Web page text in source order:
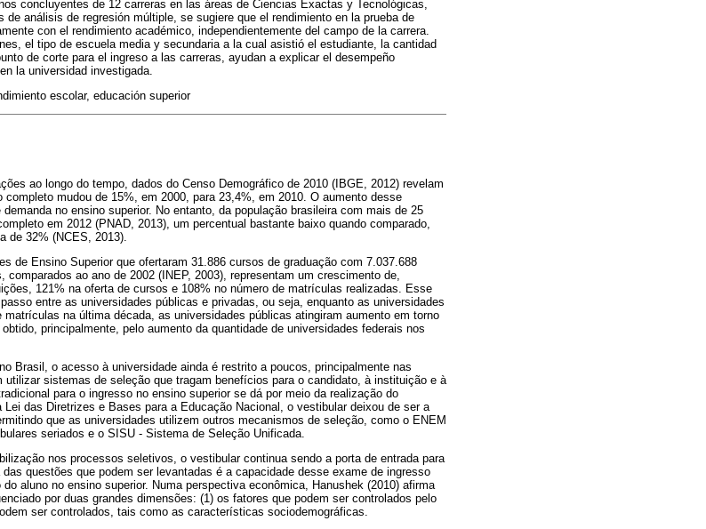
concluyentes de 12 carreras en las áreas de Ciencias Exactas y Tecnológicas,
análisis de regresión múltiple, se sugiere que el rendimiento en la prueba de
con el rendimiento académico, independientemente del campo de la carrera.
el tipo de escuela media y secundaria a la cual asistió el estudiante, la cantidad
de corte para el ingreso a las carreras, ayudan a explicar el desempeño
la universidad investigada.
escolar, educación superior
ao longo do tempo, dados do Censo Demográfico de 2010 (IBGE, 2012) revelam
mudou de 15%, em 2000, para 23,4%, em 2010. O aumento desse
no ensino superior. No entanto, da população brasileira com mais de 25
em 2012 (PNAD, 2013), um percentual bastante baixo quando comparado,
de 32% (NCES, 2013).
de Ensino Superior que ofertaram 31.886 cursos de graduação com 7.037.688
ao ano de 2002 (INEP, 2003), representam um crescimento de,
121% na oferta de cursos e 108% no número de matrículas realizadas. Esse
entre as universidades públicas e privadas, ou seja, enquanto as universidades
na última década, as universidades públicas atingiram aumento em torno
principalmente, pelo aumento da quantidade de universidades federais nos
Brasil, o acesso à universidade ainda é restrito a poucos, principalmente nas
sistemas de seleção que tragam benefícios para o candidato, à instituição e à
para o ingresso no ensino superior se dá por meio da realização do
das Diretrizes e Bases para a Educação Nacional, o vestibular deixou de ser a
que as universidades utilizem outros mecanismos de seleção, como o ENEM
seriados e o SISU - Sistema de Seleção Unificada.
nos processos seletivos, o vestibular continua sendo a porta de entrada para
questões que podem ser levantadas é a capacidade desse exame de ingresso
aluno no ensino superior. Numa perspectiva econômica, Hanushek (2010) afirma
por duas grandes dimensões: (1) os fatores que podem ser controlados pelo
ser controlados, tais como as características sociodemográficas.